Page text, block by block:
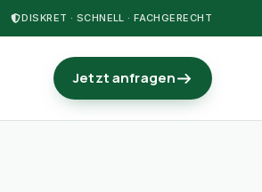
DISKRET · SCHNELL · FACHGERECHT
Jetzt anfragen